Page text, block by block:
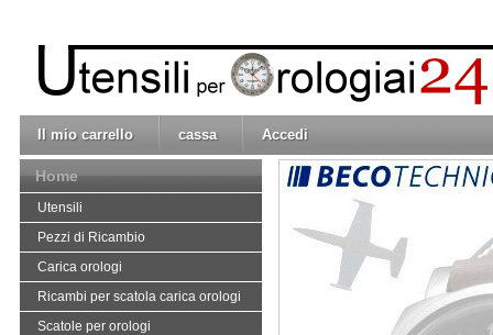
Il mio carrello cassa Accedi
Home
Utensili
Pezzi di Ricambio
Carica orologi
Ricambi per scatola carica orologi
Scatole per orologi